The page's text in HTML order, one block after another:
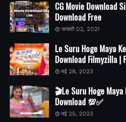
CG Movie Download
Download Free
जनवरी 02, 2021
Le Suru Hoge Maya
Download Filmyzilla |
मई 28, 2023
🎬Le Suru Hoge
Download 💯✅
मई 25, 2023